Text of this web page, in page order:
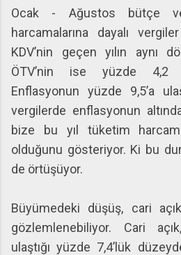
Ocak - Ağustos bütçe
harcamalarına dayalı
KDV’nin geçen yılın aynı
ÖTV’nin ise yüzde 4,2
Enflasyonun yüzde 9,5’a
vergilerde enflasyonun
bize bu yıl tüketim
olduğunu gösteriyor. Ki bu
de örtüşüyor.
Büyümedeki düşüş, cari
gözlemlenebiliyor. Cari
ulaştığı yüzde 7,4’lük